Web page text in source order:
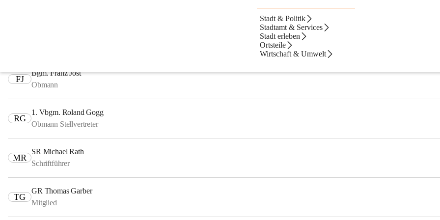
Stadt & Politik
Stadtamt & Services
Stadt erleben
Ortsteile
Wirtschaft & Umwelt
FJ
Bgm. Franz Jost
Obmann
RG
1. Vbgm. Roland Gogg
Obmann Stellvertreter
MR
SR Michael Rath
Schriftführer
TG
GR Thomas Garber
Mitglied